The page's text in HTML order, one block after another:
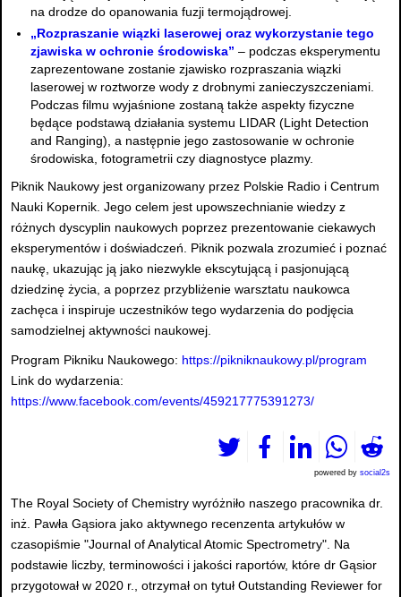
na drodze do opanowania fuzji termojądrowej.
„Rozpraszanie wiązki laserowej oraz wykorzystanie tego
zjawiska w ochronie środowiska” – podczas eksperymentu
zaprezentowane zostanie zjawisko rozpraszania wiązki
laserowej w roztworze wody z drobnymi zanieczyszczeniami.
Podczas filmu wyjaśnione zostaną także aspekty fizyczne
będące podstawą działania systemu LIDAR (Light Detection
and Ranging), a następnie jego zastosowanie w ochronie
środowiska, fotogrametrii czy diagnostyce plazmy.
Piknik Naukowy jest organizowany przez Polskie Radio i Centrum
Nauki Kopernik. Jego celem jest upowszechnianie wiedzy z
różnych dyscyplin naukowych poprzez prezentowanie ciekawych
eksperymentów i doświadczeń. Piknik pozwala zrozumieć i poznać
naukę, ukazując ją jako niezwykle ekscytującą i pasjonującą
dziedzinę życia, a poprzez przybliżenie warsztatu naukowca
zachęca i inspiruje uczestników tego wydarzenia do podjęcia
samodzielnej aktywności naukowej.
Program Pikniku Naukowego: https://pikniknaukowy.pl/program
Link do wydarzenia:
https://www.facebook.com/events/459217775391273/
powered by social2s
The Royal Society of Chemistry wyróżniło naszego pracownika dr.
inż. Pawła Gąsiora jako aktywnego recenzenta artykułów w
czasopiśmie "Journal of Analytical Atomic Spectrometry". Na
podstawie liczby, terminowości i jakości raportów, które dr Gąsior
przygotował w 2020 r., otrzymał on tytuł Outstanding Reviewer for